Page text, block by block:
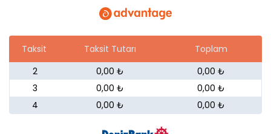
Taksit Taksit Tutarı
Toplam
2
0,00 ₺
0,00 ₺
3
0,00 ₺
0,00 ₺
4
0,00 ₺ 0,00 ₺